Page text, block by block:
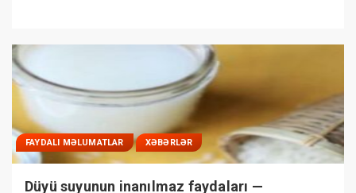
FAYDALI MƏLUMATLAR XƏBƏRLƏR
Düyü suyunun inanılmaz faydaları —